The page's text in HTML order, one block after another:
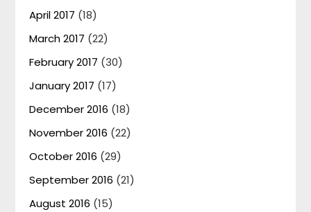
April 2017 (18)
March 2017 (22)
February 2017 (30)
January 2017 (17)
December 2016 (18)
November 2016 (22)
October 2016 (29)
September 2016 (21)
August 2016 (15)